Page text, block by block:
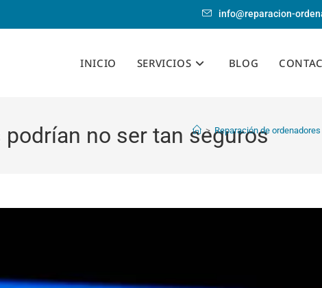
info@reparacion-
INICIO SERVICIOS BLOG
no ser tan seguros
> Reparación de